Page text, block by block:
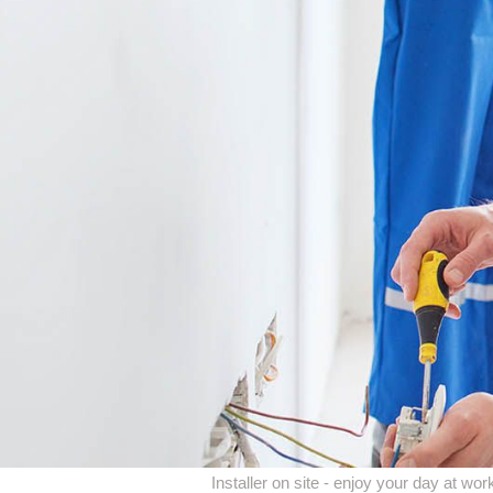
Installer on site - enjoy your day at